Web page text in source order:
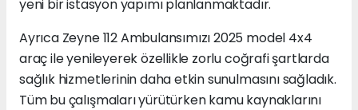
yeni bir istasyon yapımı planlanmaktadır.
Ayrıca Zeyne 112 Ambulansımızı 2025 model 4x4
araç ile yenileyerek özellikle zorlu coğrafi şartlarda
sağlık hizmetlerinin daha etkin sunulmasını sağladık.
Tüm bu çalışmaları yürütürken kamu kaynaklarını